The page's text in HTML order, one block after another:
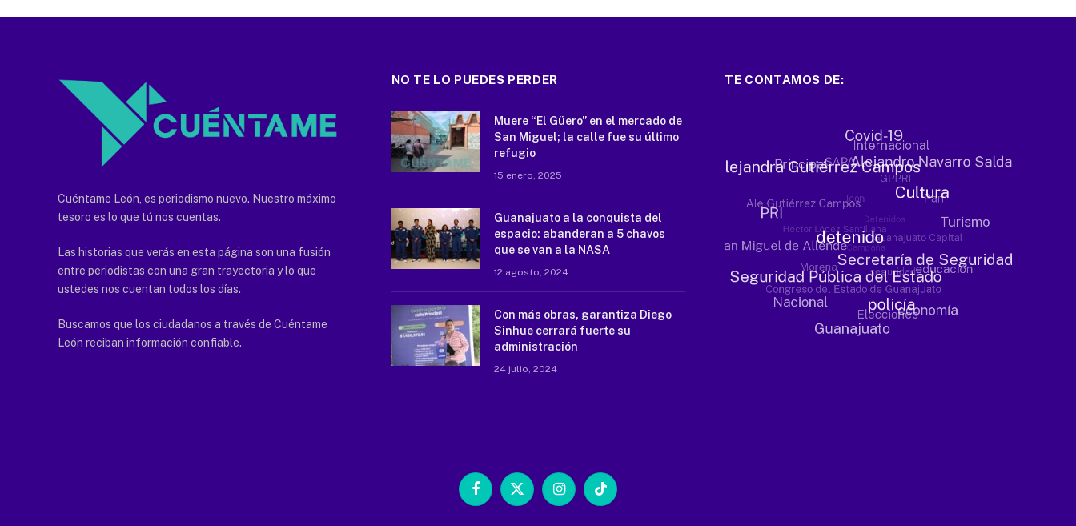
Cuéntame León, es periodismo nuevo. Nuestro máximo
tesoro es lo que tú nos cuentas.
Las historias que verás en esta página son una fusión
entre periodistas con una gran trayectoria y lo que
ustedes nos cuentan todos los días.
Buscamos que los ciudadanos a través de Cuéntame
León reciban información confiable.
NO TE LO PUEDES PERDER
Muere “El Güero” en el mercado de
San Miguel; la calle fue su último
refugio
15 enero, 2025
Guanajuato a la conquista del
espacio: abanderan a 5 chavos
que se van a la NASA
12 agosto, 2024
Con más obras, garantiza Diego
Sinhue cerrará fuerte su
administración
24 julio, 2024
TE CONTAMOS DE:
Facebook
X
InstagramTikTok